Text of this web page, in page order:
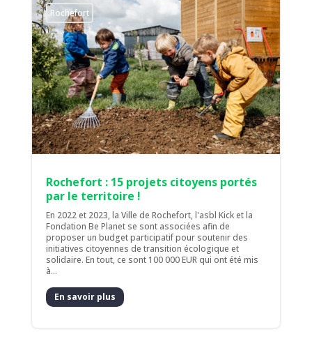
Rochefort
Rochefort : 15 projets citoyens portés
par le territoire !
En 2022 et 2023, la Ville de Rochefort, l'asbl Kick et la
Fondation Be Planet se sont associées afin de
proposer un budget participatif pour soutenir des
initiatives citoyennes de transition écologique et
solidaire. En tout, ce sont 100 000 EUR qui ont été mis
à...
En savoir plus